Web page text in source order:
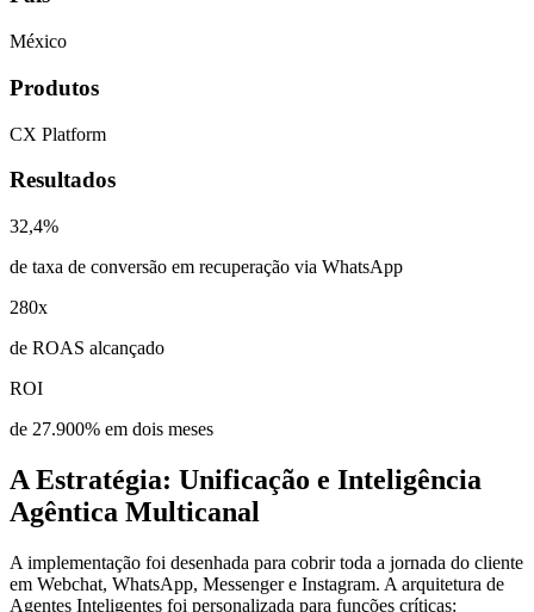
México
Produtos
CX Platform
Resultados
32,4%
de taxa de conversão em recuperação via WhatsApp
280x
de ROAS alcançado
ROI
de 27.900% em dois meses
A Estratégia: Unificação e Inteligência
Agêntica Multicanal
A implementação foi desenhada para cobrir toda a jornada do cliente
em Webchat, WhatsApp, Messenger e Instagram. A arquitetura de
Agentes Inteligentes foi personalizada para funções críticas: